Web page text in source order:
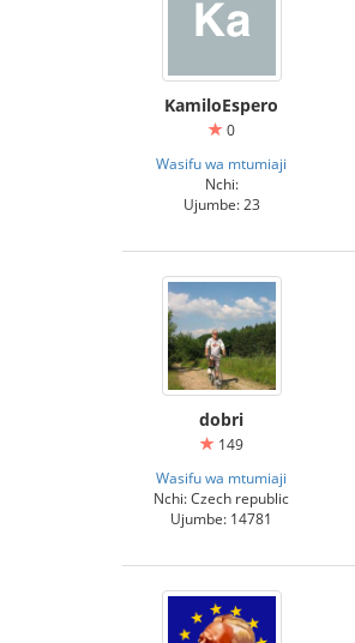
KamiloEspero
0
Wasifu wa mtumiaji
Nchi:
Ujumbe: 23
dobri
149
Wasifu wa mtumiaji
Nchi: Czech republic
Ujumbe: 14781